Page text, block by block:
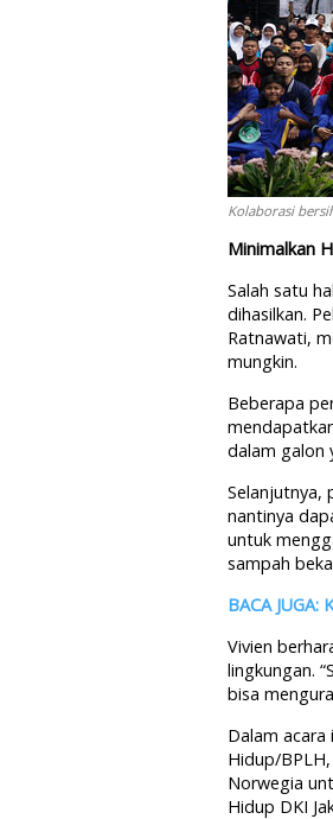
Kolaborasi
Minimalkan
Salah satu
dihasilkan.
Ratnawati,
mungkin.
Beberapa
dalam galon
Selanjutnya,
nantinya
untuk
sampah
BACA
Vivien
lingkungan.
bisa
Dalam
Hidup/
Norwegia
Hidup DKI